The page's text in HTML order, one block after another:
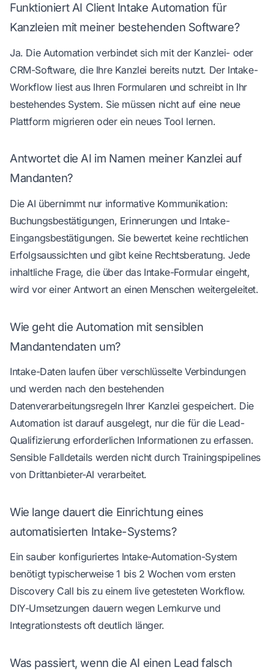
Funktioniert AI Client Intake Automation für
Kanzleien mit meiner bestehenden Software?
Ja. Die Automation verbindet sich mit der Kanzlei- oder
CRM-Software, die Ihre Kanzlei bereits nutzt. Der Intake-
Workflow liest aus Ihren Formularen und schreibt in Ihr
bestehendes System. Sie müssen nicht auf eine neue
Plattform migrieren oder ein neues Tool lernen.
Antwortet die AI im Namen meiner Kanzlei auf
Mandanten?
Die AI übernimmt nur informative Kommunikation:
Buchungsbestätigungen, Erinnerungen und Intake-
Eingangsbestätigungen. Sie bewertet keine rechtlichen
Erfolgsaussichten und gibt keine Rechtsberatung. Jede
inhaltliche Frage, die über das Intake-Formular eingeht,
wird vor einer Antwort an einen Menschen weitergeleitet.
Wie geht die Automation mit sensiblen
Mandantendaten um?
Intake-Daten laufen über verschlüsselte Verbindungen
und werden nach den bestehenden
Datenverarbeitungsregeln Ihrer Kanzlei gespeichert. Die
Automation ist darauf ausgelegt, nur die für die Lead-
Qualifizierung erforderlichen Informationen zu erfassen.
Sensible Falldetails werden nicht durch Trainingspipelines
von Drittanbieter-AI verarbeitet.
Wie lange dauert die Einrichtung eines
automatisierten Intake-Systems?
Ein sauber konfiguriertes Intake-Automation-System
benötigt typischerweise 1 bis 2 Wochen vom ersten
Discovery Call bis zu einem live getesteten Workflow.
DIY-Umsetzungen dauern wegen Lernkurve und
Integrationstests oft deutlich länger.
Was passiert, wenn die AI einen Lead falsch